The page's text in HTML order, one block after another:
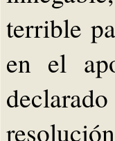
terrible
en el